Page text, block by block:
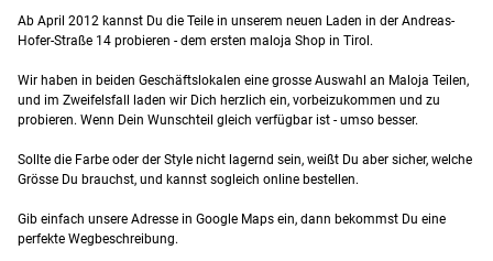
Ab April 2012 kannst Du die Teile in unserem neuen Laden in der Andreas-
Hofer-Straße 14 probieren - dem ersten maloja Shop in Tirol.
Wir haben in beiden Geschäftslokalen eine grosse Auswahl an Maloja Teilen,
und im Zweifelsfall laden wir Dich herzlich ein, vorbeizukommen und zu
probieren. Wenn Dein Wunschteil gleich verfügbar ist - umso besser.
Sollte die Farbe oder der Style nicht lagernd sein, weißt Du aber sicher, welche
Grösse Du brauchst, und kannst sogleich online bestellen.
Gib einfach unsere Adresse in Google Maps ein, dann bekommst Du eine
perfekte Wegbeschreibung.